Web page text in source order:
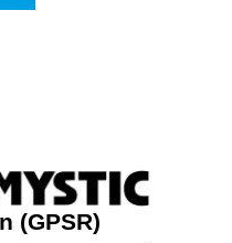
(GPSR)